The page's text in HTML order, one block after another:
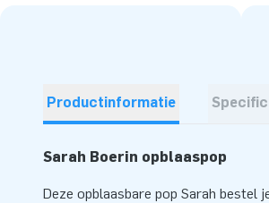
Productinformatie
Sarah Boerin opblaaspop
Deze opblaasbare pop Sarah bestel